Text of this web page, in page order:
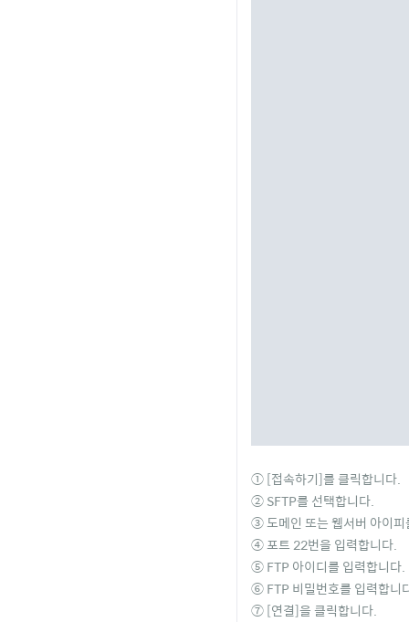
① [접속하기]를 클릭합니다.
② SFTP를 선택합니다.
③ 도메인 또는 웹서버 아이피
④ 포트 22번을 입력합니다.
⑤ FTP 아이디를 입력합니다.
⑥ FTP 비밀번호를 입력합니
⑦ [연결]을 클릭합니다.